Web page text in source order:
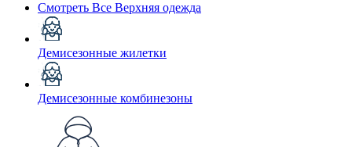
Смотреть Все Верхняя одежда
Демисезонные жилетки
Демисезонные комбинезоны